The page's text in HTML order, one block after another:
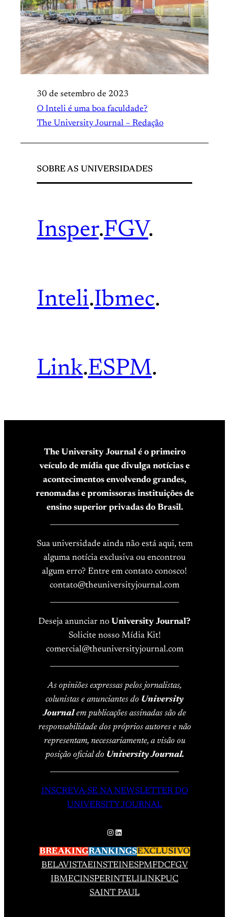
30 de setembro de 2023
O Inteli é uma boa faculdade?
The University Journal – Redação
SOBRE AS UNIVERSIDADES
Insper.FGV.
Inteli.Ibmec.
Link.ESPM.
The University Journal é o primeiro
veículo de mídia que divulga notícias e
acontecimentos envolvendo grandes,
renomadas e promissoras instituições de
ensino superior privadas do Brasil.
Sua universidade ainda não está aqui, tem
alguma notícia exclusiva ou encontrou
algum erro? Entre em contato conosco!
contato@theuniversityjournal.com
Deseja anunciar no University Journal?
Solicite nosso Mídia Kit!
comercial@theuniversityjournal.com
As opiniões expressas pelos jornalistas,
colunistas e anunciantes do University
Journalem publicações assinadas são de
responsabilidade dos próprios autores e não
representam, necessariamente, a visão ou
posição oficial do University Journal.
INSCREVA-SE NA NEWSLETTER DO
UNIVERSITY JOURNAL
Instagram
LinkedIn
BREAKINGRANKINGSEXCLUSIVO
BELAVISTAEINSTEINESPMFDCFGV
IBMECINSPERINTELILINKPUC
SAINT PAUL